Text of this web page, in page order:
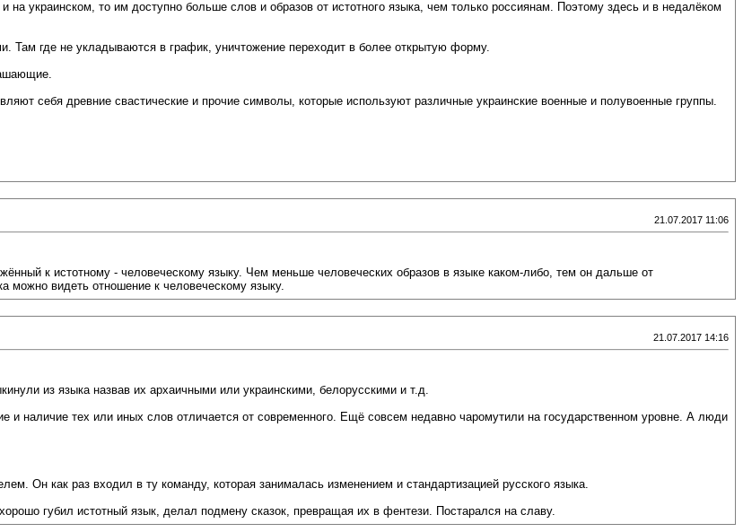
украинском, то им доступно больше слов и образов от истотного языка, чем только россиянам. Поэтому здесь и в недалёком
Там где не укладываются в график, уничтожение переходит в более открытую форму.
себя древние свастические и прочие символы, которые используют различные украинские военные и полувоенные группы.
21.07.2017 11:06
к истотному - человеческому языку. Чем меньше человеческих образов в языке каком-либо, тем он дальше от
можно видеть отношение к человеческому языку.
21.07.2017 14:16
из языка назвав их архаичными или украинскими, белорусскими и т.д.
наличие тех или иных слов отличается от современного. Ещё совсем недавно чаромутили на государственном уровне. А люди
Он как раз входил в ту команду, которая занималась изменением и стандартизацией русского языка.
губил истотный язык, делал подмену сказок, превращая их в фентези. Постарался на славу.